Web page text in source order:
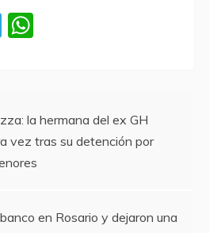
T
a
m
A
p
p
la hermana del ex GH
vez tras su detención por
en Rosario y dejaron una